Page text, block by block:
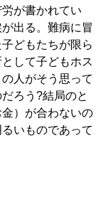
が書かれてい
出る。難病に冒
どもたちが限ら
して子どもホス
人がそう思って
ろう?結局のと
）が合わないの
いものであって